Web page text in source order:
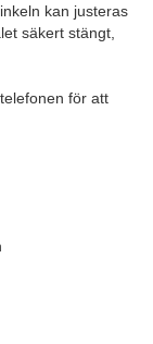
kan justeras
säkert stängt,
för att